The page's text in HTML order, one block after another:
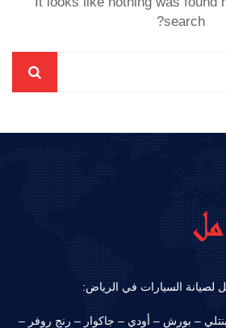
search?
السيارات في الرياض:
– بورش – أودي – جاكوار – رنج روفر –